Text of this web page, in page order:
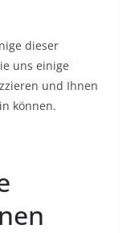
dieser
uns einige
und Ihnen
können.